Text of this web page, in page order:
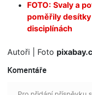
FOTO: Svaly a
poměřily
disciplínách
Autoři | Foto
Komentáře